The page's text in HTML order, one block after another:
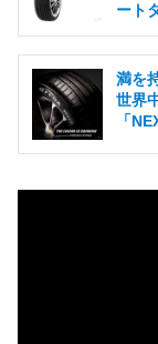
ート
満を
世界
「